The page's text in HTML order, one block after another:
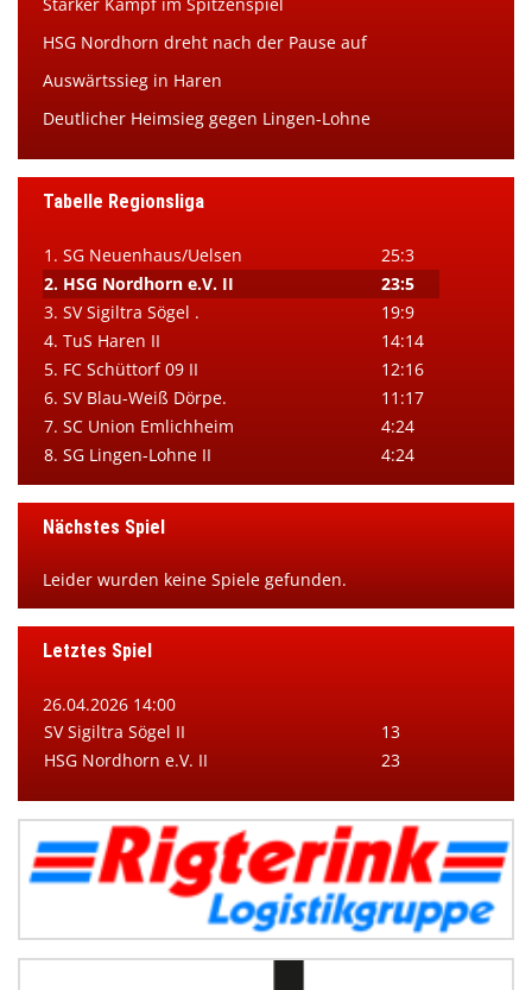
HSG Nordhorn dreht nach der Pause auf
Auswärtssieg in Haren
Deutlicher Heimsieg gegen Lingen-Lohne
Tabelle Regionsliga
1. SG Neuenhaus/Uelsen
25:3
2. HSG Nordhorn e.V. II
23:5
3. SV Sigiltra Sögel .
19:9
4. TuS Haren II
14:14
5. FC Schüttorf 09 II
12:16
6. SV Blau-Weiß Dörpe.
11:17
7. SC Union Emlichheim
4:24
8. SG Lingen-Lohne II
4:24
Nächstes Spiel
Leider wurden keine Spiele gefunden.
Letztes Spiel
26.04.2026 14:00
SV Sigiltra Sögel II
13
HSG Nordhorn e.V. II
23